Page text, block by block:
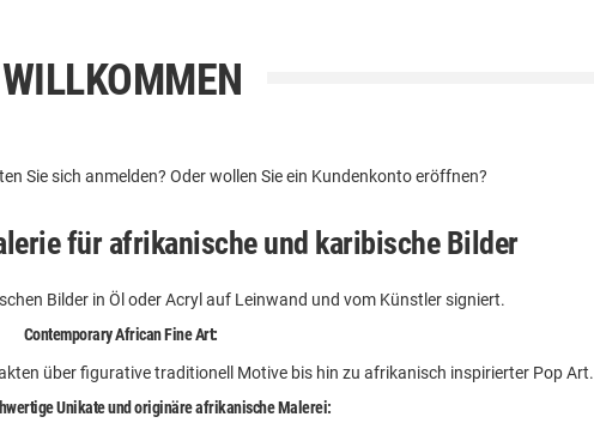
WILLKOMMEN
Sie sich anmelden? Oder wollen Sie ein Kundenkontoeröffnen?
für afrikanische und karibische Bilder
Bilder in Öl oder Acryl auf Leinwand und vom Künstler signiert.
Contemporary African Fine Art:
über figurative traditionell Motive bis hin zu afrikanisch inspirierter Pop Art.
Unikate und originäre afrikanische Malerei: